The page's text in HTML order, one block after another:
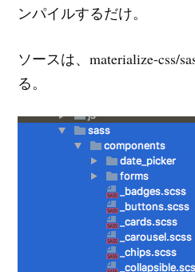
ンパイルするだけ。
ソースは、materialize-css/
る。